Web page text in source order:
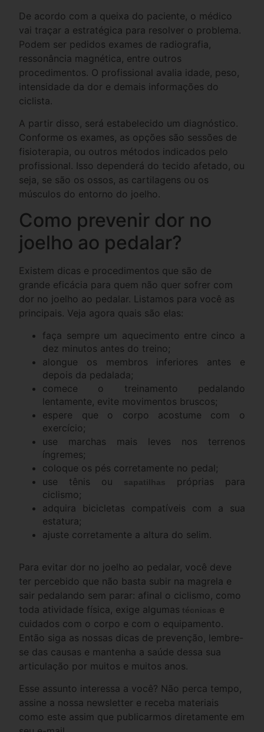
De acordo com a queixa do paciente, o médico
vai traçar a estratégica para resolver o problema.
Podem ser pedidos exames de radiografia,
ressonância magnética, entre outros
procedimentos. O profissional avalia idade, peso,
intensidade da dor e demais informações do
ciclista.
A partir disso, será estabelecido um diagnóstico.
Conforme os exames, as opções são sessões de
fisioterapia, ou outros métodos indicados pelo
profissional. Isso dependerá do tecido afetado, ou
seja, se são os ossos, as cartilagens ou os
músculos do entorno do joelho.
Como prevenir dor no
joelho ao pedalar?
Existem dicas e procedimentos que são de
grande eficácia para quem não quer sofrer com
dor no joelho ao pedalar. Listamos para você as
principais. Veja agora quais são elas:
faça sempre um aquecimento entre cinco a
dez minutos antes do treino;
alongue os membros inferiores antes e
depois da pedalada;
comece o treinamento pedalando
lentamente, evite movimentos bruscos;
espere que o corpo acostume com o
exercício;
use marchas mais leves nos terrenos
íngremes;
coloque os pés corretamente no pedal;
use tênis ou
sapatilhas
próprias para
ciclismo;
adquira bicicletas compatíveis com a sua
estatura;
ajuste corretamente a altura do selim.
Para evitar dor no joelho ao pedalar, você deve
ter percebido que não basta subir na magrela e
sair pedalando sem parar: afinal o ciclismo, como
toda atividade física, exige algumas técnicas e
cuidados com o corpo e com o equipamento.
Então siga as nossas dicas de prevenção, lembre-
se das causas e mantenha a saúde dessa sua
articulação por muitos e muitos anos.
Esse assunto interessa a você? Não perca tempo,
assine a nossa newsletter e receba materiais
como este assim que publicarmos diretamente em